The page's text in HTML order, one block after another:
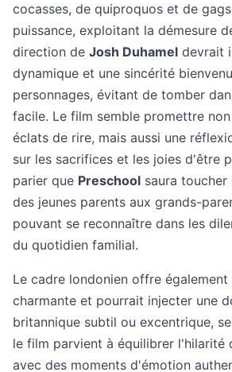
cocasses, de quiproquos et de
puissance, exploitant la démesure
direction de Josh Duhamel devrait
dynamique et une sincérité
personnages, évitant de tomber
facile. Le film semble promettre
éclats de rire, mais aussi une
sur les sacrifices et les joies d'être
parier que Preschool saura
des jeunes parents aux grands-
pouvant se reconnaître dans les
du quotidien familial.
Le cadre londonien offre
charmante et pourrait injecter une
britannique subtil ou excentrique,
le film parvient à équilibrer l'hilarité
avec des moments d'émotion